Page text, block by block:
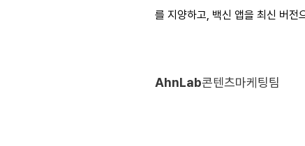
를 지양하고, 백신 앱을 최신 버전
AhnLab콘텐츠마케팅팀